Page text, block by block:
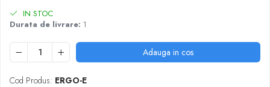
IN STOC
Durata de livrare: 1
Adauga in cos
Cod Produs: ERGO-E